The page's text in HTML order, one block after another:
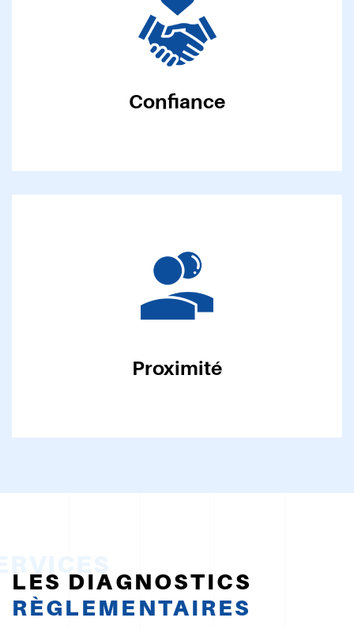
Confiance
Proximité
LES DIAGNOSTICS
RÈGLEMENTAIRES